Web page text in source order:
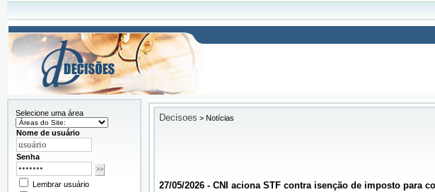
Selecione uma área
Nome de usuário
Senha
Lembrar usuário
Decisoes > Notícias
27/05/2026 - CNI aciona STF contra isenção de imposto para